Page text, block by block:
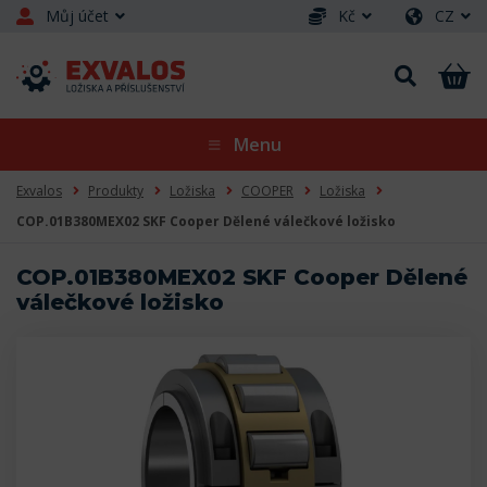
Můj účet Kč CZ
Menu
Exvalos Produkty Ložiska COOPER
Ložiska
COP.01B380MEX02 SKF Cooper Dělené válečkové ložisko
COP.01B380MEX02 SKF Cooper Dělené
válečkové ložisko